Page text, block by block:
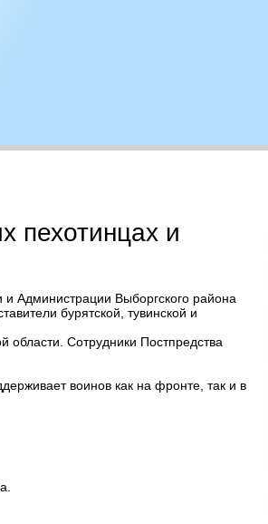
пехотинцах и
и Администрации Выборгского района
бурятской, тувинской и
области. Сотрудники Постпредства
воинов как на фронте, так и в